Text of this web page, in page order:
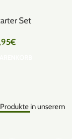
Set
€
in unserem